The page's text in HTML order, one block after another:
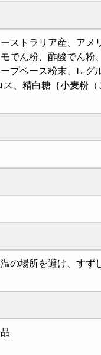
ストラリア産、アメ
でん粉、酢酸でん粉
プベース粉末、L-グ
ス、精白糖｛小麦粉
の場所を避け、すず